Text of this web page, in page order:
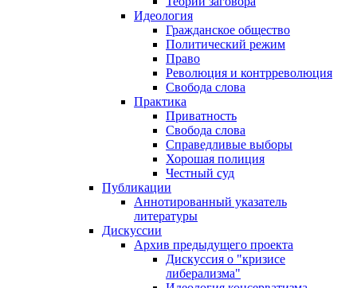
Идеология
Гражданское общество
Политический режим
Право
Революция и контрреволюция
Свобода слова
Практика
Приватность
Свобода слова
Справедливые выборы
Хорошая полиция
Честный суд
Публикации
Аннотированный указатель
литературы
Дискуссии
Архив предыдущего проекта
Дискуссия о "кризисе
либерализма"